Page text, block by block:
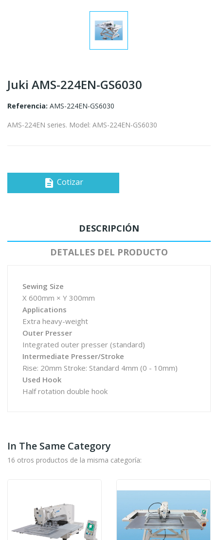
Juki AMS-224EN-GS6030
Referencia: AMS-224EN-GS6030
AMS-224EN series. Model: AMS-224EN-GS6030
description Cotizar
DESCRIPCIÓN
DETALLES DEL PRODUCTO
Sewing Size
X 600mm × Y 300mm
Applications
Extra heavy-weight
Outer Presser
Integrated outer presser (standard)
Intermediate Presser/Stroke
Rise: 20mm Stroke: Standard 4mm (0 - 10mm)
Used Hook
Half rotation double hook
In The Same Category
16 otros productos de la misma categoría: